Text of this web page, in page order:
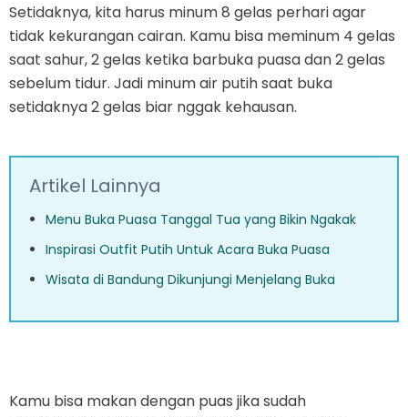
Setidaknya, kita harus minum 8 gelas perhari agar
tidak kekurangan cairan. Kamu bisa meminum 4 gelas
saat sahur, 2 gelas ketika barbuka puasa dan 2 gelas
sebelum tidur. Jadi minum air putih saat buka
setidaknya 2 gelas biar nggak kehausan.
Artikel Lainnya
Menu Buka Puasa Tanggal Tua yang Bikin Ngakak
Inspirasi Outfit Putih Untuk Acara Buka Puasa
Wisata di Bandung Dikunjungi Menjelang Buka
Kamu bisa makan dengan puas jika sudah